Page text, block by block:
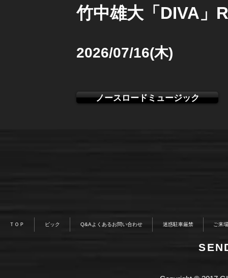
竹中雄大「DIVA」
2026/07/16(木)
ノースロードミュージック
ＴＯＰ ピック Q&Aよくあるお問い合わせ 迷惑駐車厳禁 ご来